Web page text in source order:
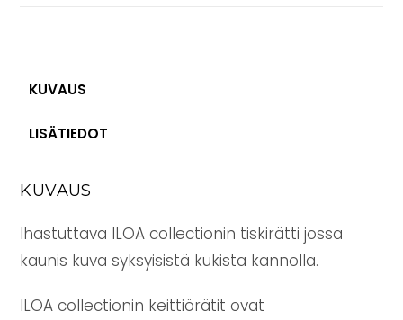
KUVAUS
LISÄTIEDOT
KUVAUS
Ihastuttava ILOA collectionin tiskirätti jossa
kaunis kuva syksyisistä kukista kannolla.
ILOA collectionin keittiörätit ovat